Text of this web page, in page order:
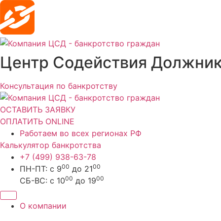
Перейти
содержимому
Центр Содействия
Консультация по банкротству
ОСТАВИТЬ ЗАЯВКУ
ОПЛАТИТЬ ONLINE
Работаем во всех регионах РФ
Калькулятор банкротства
+7 (499) 938-63-78
ПН-ПТ: с 900 до 2100
СБ-ВС: с 1000 до 1900
О компании